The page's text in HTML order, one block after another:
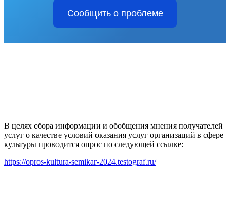
Сообщить о проблеме
В целях сбора информации и обобщения мнения получателей
услуг о качестве условий оказания услуг организаций в сфере
культуры проводится опрос по следующей ссылке:
https://opros-kultura-semikar-2024.testograf.ru/